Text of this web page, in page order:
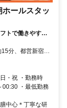
ールスタッ
トで働きやす
分、都営新宿線
歩約17分 南行徳
・祝 ・勤務時
00:30 ・最低勤務
中心＊丁寧な研